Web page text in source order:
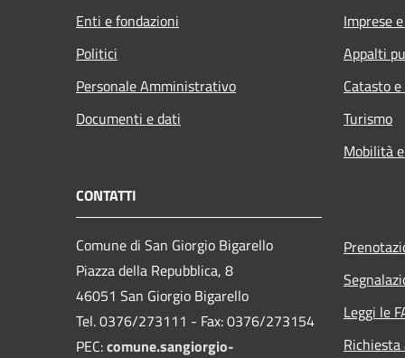
Enti e fondazioni
Politici
Personale Amministrativo
Documenti e dati
Imprese
Appalti
Catasto
Turismo
Mobilità
CONTATTI
Comune di San Giorgio Bigarello
Piazza della Repubblica, 8
46051 San Giorgio Bigarello
Tel. 0376/273111 - Fax: 0376/273154
PEC:comune.sangiorgio-
Leggi le